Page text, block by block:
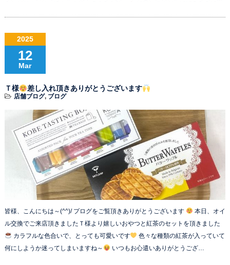
2025
12
Mar
Ｔ様 差し入れ頂きありがとうございます
店舗ブログ, ブログ
皆様、こんにちは～(^^)/ プログをご覧頂きありがとうございます
本日、オイ
ル交換でご来店頂きましたＴ様より嬉しいおやつと紅茶のセットを頂きました
カラフルな色合いで、とっても可愛いです
色々な種類の紅茶が入っていて
何にしようか迷ってしまいますね～
いつもお心遣いありがとうござ…